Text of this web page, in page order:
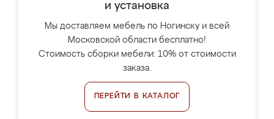
и установка
Мы доставляем мебель по Ногинску и всей
Московской области бесплатно!
Стоимость сборки мебели: 10% от стоимости
заказа.
ПЕРЕЙТИ В КАТАЛОГ